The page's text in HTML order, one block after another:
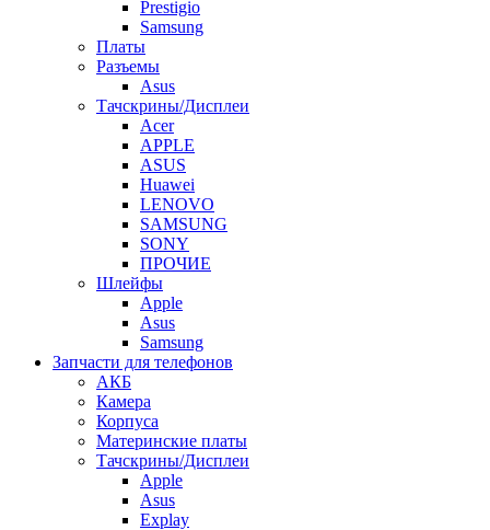
Prestigio
Samsung
Платы
Разъемы
Asus
Тачскрины/Дисплеи
Acer
APPLE
ASUS
Huawei
LENOVO
SAMSUNG
SONY
ПРОЧИЕ
Шлейфы
Apple
Asus
Samsung
Запчасти для телефонов
АКБ
Камера
Корпуса
Материнские платы
Тачскрины/Дисплеи
Apple
Asus
Explay